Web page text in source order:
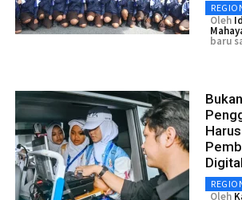
Oleh
baru
Oleh